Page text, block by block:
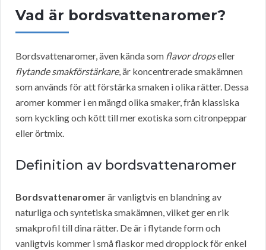
Vad är bordsvattenaromer?
Bordsvattenaromer, även kända som flavor dropseller
flytande smakförstärkare, är koncentrerade smakämnen
som används för att förstärka smaken i olika rätter. Dessa
aromer kommer i en mängd olika smaker, från klassiska
som kyckling och kött till mer exotiska som citronpeppar
eller örtmix.
Definition av bordsvattenaromer
Bordsvattenaromerär vanligtvis en blandning av
naturliga och syntetiska smakämnen, vilket ger en rik
smakprofil till dina rätter. De är i flytande form och
vanligtvis kommer i små flaskor med dropplock för enkel